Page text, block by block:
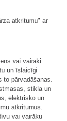
atkritumu" ar
vai vairāki
un īslaicīgi
pārvadāšanas.
stikla un
elektrisko un
atkritumus.
vai vairāku